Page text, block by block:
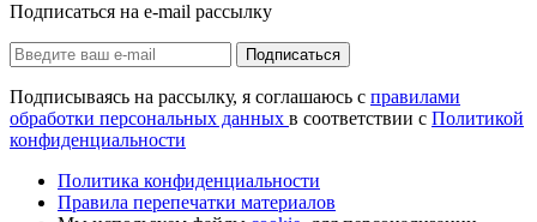
Подписаться на e-mail рассылку
Подписаться
Подписываясь на рассылку, я соглашаюсь с правилами
обработки персональных данных в соответствии с Политикой
конфиденциальности
Политика конфиденциальности
Правила перепечатки материалов